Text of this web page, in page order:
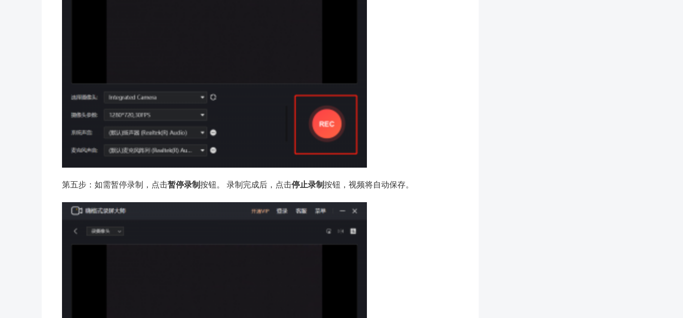
第五步：如需暂停录制，点击暂停录制按钮。 录制完成后，点击停止录制按钮，视频将自动保存。